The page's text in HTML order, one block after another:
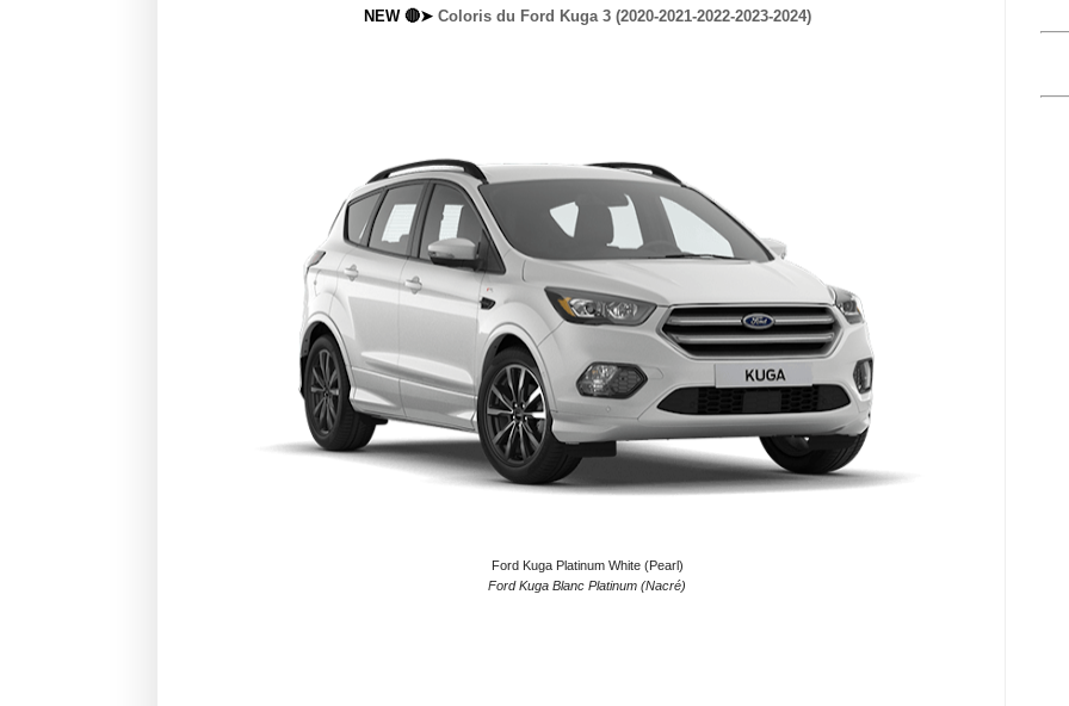
NEW 🔴➤ Coloris du Ford Kuga 3 (2020-2021-2022-2023-2024)
Ford Kuga Platinum White (Pearl)
Ford Kuga Blanc Platinum (Nacré)